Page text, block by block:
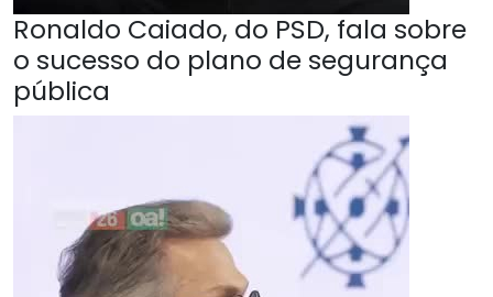
Ronaldo Caiado, do PSD, fala sobre
o sucesso do plano de segurança
pública